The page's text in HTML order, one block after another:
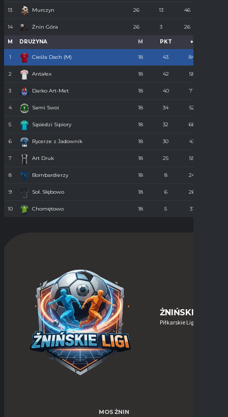
13 Murczyn 26 13 46
14 Żnin Góra 26 3 26
M DRUŻYNA M PKT +
1 Cieśla Dach (M) 18 43 84
2 Antałex 18 42 58
3 Darko Art-Met 18 40 71
4 Sami Swoi 18 34 52
5 Sąsiedzi Sipiory 18 32 66
6 Rycerze z Jadownik 18 30 43
7 Art Druk 18 25 55
8 Bombardierzy 18 8 24
9 Soł. Słębowo 18 6 26
10 Chomętowo 18 5 31
ŻNIŃSKIE-LIGI
Piłkarskie Ligi w Żninie
MOS ŻNIN